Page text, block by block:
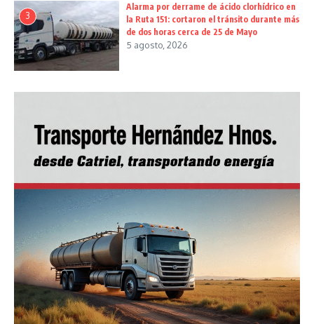
3
Alarma por derrame de ácido clorhídrico en
la Ruta 151: cortaron el tránsito durante más
de dos horas cerca de 25 de Mayo
5 agosto, 2026